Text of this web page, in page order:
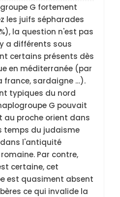
G fortement
les juifs sépharades
la question n'est pas
a différents sous
certains présents dès
en méditerranée (par
france, sardaigne …).
typiques du nord
G pouvait
au proche orient dans
temps du judaisme
l'antiquité
Par contre,
certaine, cet
est quasiment absent
ce qui invalide la